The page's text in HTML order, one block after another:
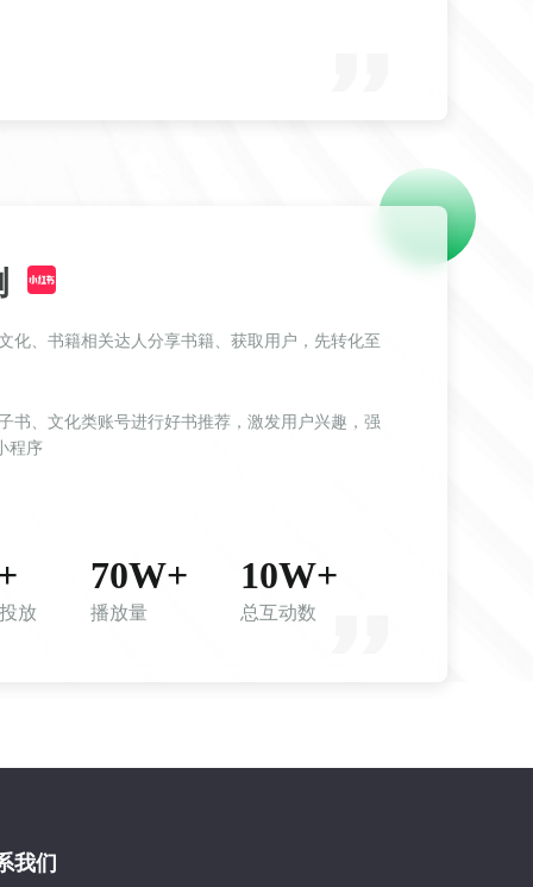
化、书籍相关达人分享书籍、获取用户，先转化至
程序
放
70W+
播放量
10W+
总互动数
我们